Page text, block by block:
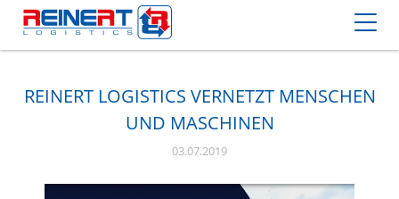
REINERT LOGISTICS VERNETZT MENSCHEN
UND MASCHINEN
03.07.2019